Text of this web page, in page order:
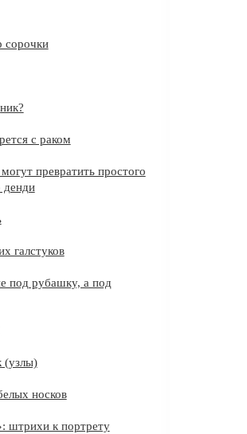
сорочки
с раком
превратить простого
денди
галстуков
под рубашку, а под
(узлы)
носков
штрихи к портрету